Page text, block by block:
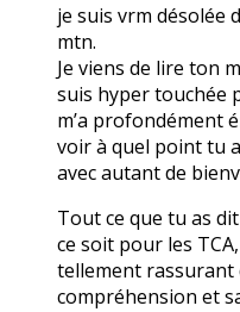
je suis vrm désolée
mtn.
Je viens de lire ton
suis hyper touchée
m’a profondément
voir à quel point tu
avec autant de
Tout ce que tu as
ce soit pour les
tellement rassurant
compréhension et